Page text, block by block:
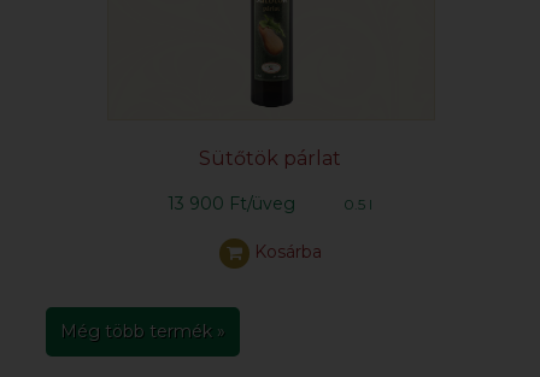
Sütőtök párlat
13 900 Ft/üveg 0.5 l
Kosárba
Még több termék »